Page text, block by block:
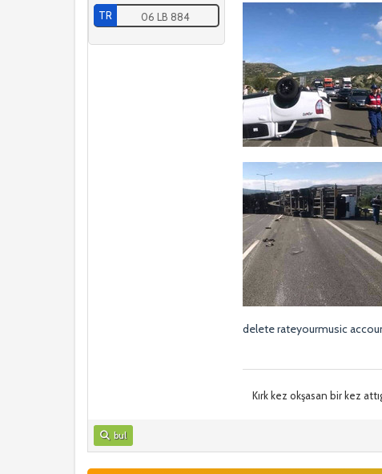
TR 06 LB 884
delete rateyourmusic
Kırk kez okşasan bir kez
bul